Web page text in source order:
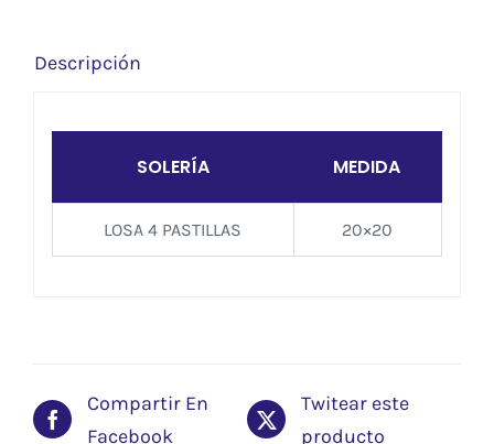
Descripción
SOLERÍA MEDIDA
LOSA 4 PASTILLAS 20×20
Compartir En
Facebook
Twitear este
producto